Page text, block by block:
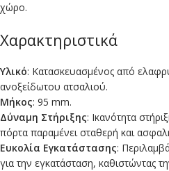
χώρο.
Χαρακτηριστικά
Υλικό: Κατασκευασμένος από
ανοξείδωτου ατσαλιού.
Μήκος: 95 mm.
Δύναμη Στήριξης: Ικανότητα
πόρτα παραμένει σταθερή και
Ευκολία Εγκατάστασης:
για την εγκατάσταση, καθιστώντας